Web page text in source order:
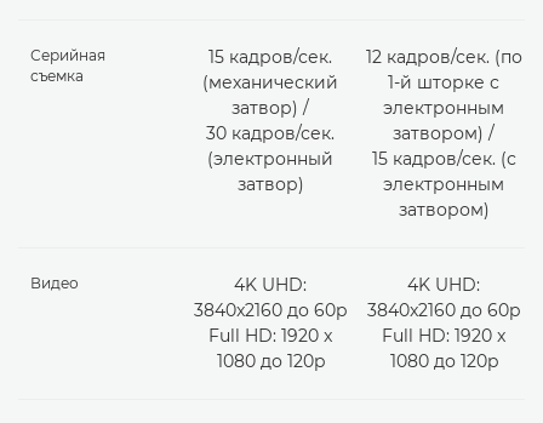
Серийная
съемка
15 кадров/сек.
(механический
затвор) /
30 кадров/сек.
(электронный
затвор)
12 кадров/сек. (по
1-й шторке с
электронным
затвором) /
15 кадров/сек. (с
электронным
затвором)
Видео
4K UHD:
3840x2160 до 60p
Full HD: 1920 x
1080 до 120p
4K UHD:
3840x2160 до 60p
Full HD: 1920 x
1080 до 120p